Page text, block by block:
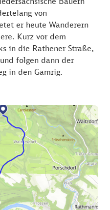
eröffnete auf dem
Eine einfache
für den Transport
einmal Pläne für eine
realisiert wurden. Die
auf Felsen, die
Am Lilienstein gibt es
von
er heute Wanderern
Kurz vor dem
in die Rathener Straße,
folgen dann der
in den Gamrig.